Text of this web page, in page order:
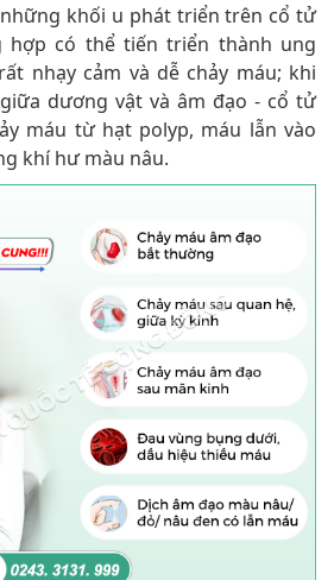
khối u phát triển trên cổ tử
hợp có thể tiến triển thành ung
nhạy cảm và dễ chảy máu; khi
dương vật và âm đạo - cổ tử
máu từ hạt polyp, máu lẫn vào
khí hư màu nâu.